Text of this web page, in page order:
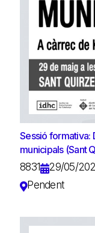
Sessió formativa:
municipals (Sant
8831
29/05/
Pendent